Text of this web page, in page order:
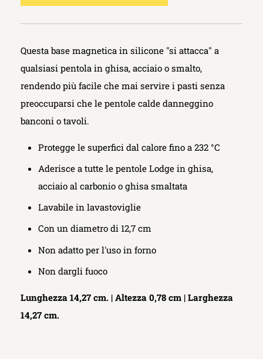
Questa base magnetica in silicone "si attacca" a
qualsiasi pentola in ghisa, acciaio o smalto,
rendendo più facile che mai servire i pasti senza
preoccuparsi che le pentole calde danneggino
banconi o tavoli.
Protegge le superfici dal calore fino a 232 °C
Aderisce a tutte le pentole Lodge in ghisa,
acciaio al carbonio o ghisa smaltata
Lavabile in lavastoviglie
Con un diametro di 12,7 cm
Non adatto per l'uso in forno
Non dargli fuoco
Lunghezza 14,27 cm. | Altezza 0,78 cm | Larghezza
14,27 cm.